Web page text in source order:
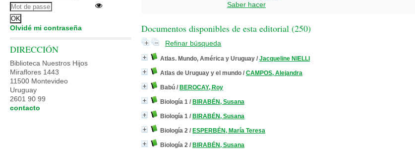
Saber hacer
Documentos disponibles de esta editorial (250)
Refinar búsqueda
Atlas. Mundo, América y Uruguay / Jacqueline NIELLI
Atlas de Uruguay y el mundo / CAMPOS, Alejandra
Babú / BEROCAY, Roy
Biología 1 / BIRABÉN, Susana
Biología 1 / BIRABÉN, Susana
Biología 2 / ESPERBÉN, María Teresa
Biología 2 / BIRABÉN, Susana
Olvidé mi contraseña
DIRECCIÓN
Biblioteca Nuestros Hijos
Miraflores 1443
11500 Montevideo
Uruguay
2601 90 99
contacto